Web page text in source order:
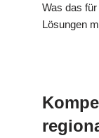
Was das
Lösungen